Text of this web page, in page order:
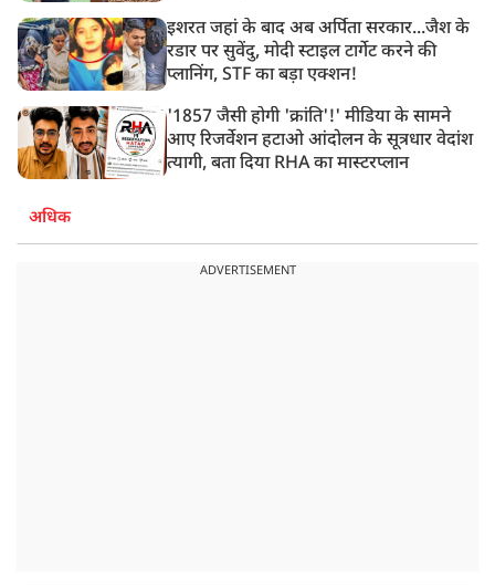
इशरत जहां के बाद अब अर्पिता सरकार...जैश के
रडार पर सुवेंदु, मोदी स्टाइल टार्गेट करने की
प्लानिंग, STF का बड़ा एक्शन!
'1857 जैसी होगी 'क्रांति'!' मीडिया के सामने
आए रिजर्वेशन हटाओ आंदोलन के सूत्रधार वेदांश
त्यागी, बता दिया RHA का मास्टरप्लान
अधिक
ADVERTISEMENT